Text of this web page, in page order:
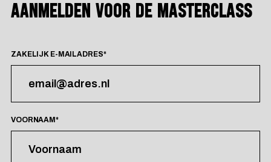
AANMELDEN VOOR DE MASTERCLASS
ZAKELIJK E-MAILADRES*
VOORNAAM*